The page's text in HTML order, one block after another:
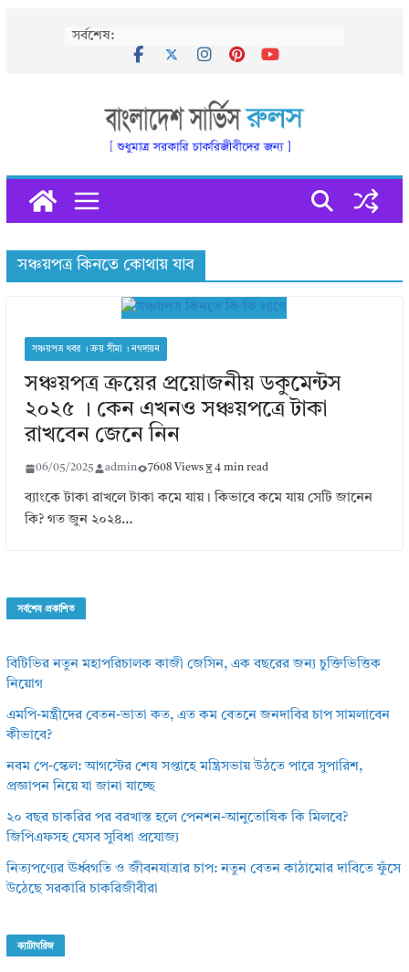
সর্বশেষ:
সঞ্চয়পত্র কিনতে কোথায় যাব
সঞ্চয়পত্র খবর । ক্রয় সীমা । নগদায়ন
সঞ্চয়পত্র ক্রয়ের প্রয়োজনীয় ডকুমেন্টস
২০২৫ । কেন এখনও সঞ্চয়পত্রে টাকা
রাখবেন জেনে নিন
06/05/2025 admin 7608 Views 4 min read
ব্যাংকে টাকা রাখলে টাকা কমে যায়। কিভাবে কমে যায় সেটি জানেন
কি? গত জুন ২০২৪…
সর্বশেষ প্রকাশিত
বিটিভির নতুন মহাপরিচালক কাজী জেসিন, এক বছরের জন্য চুক্তিভিত্তিক
নিয়োগ
এমপি-মন্ত্রীদের বেতন-ভাতা কত, এত কম বেতনে জনদাবির চাপ সামলাবেন
কীভাবে?
নবম পে-স্কেল: আগস্টের শেষ সপ্তাহে মন্ত্রিসভায় উঠতে পারে সুপারিশ,
প্রজ্ঞাপন নিয়ে যা জানা যাচ্ছে
২০ বছর চাকরির পর বরখাস্ত হলে পেনশন-আনুতোষিক কি মিলবে?
জিপিএফসহ যেসব সুবিধা প্রযোজ্য
নিত্যপণ্যের ঊর্ধ্বগতি ও জীবনযাত্রার চাপ: নতুন বেতন কাঠামোর দাবিতে ফুঁসে
উঠেছে সরকারি চাকরিজীবীরা
ক্যাটাগরিজ